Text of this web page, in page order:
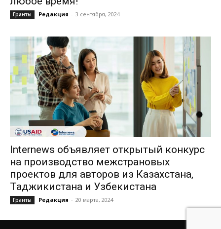
Гранты Редакция - 3 сентября, 2024
Internews объявляет открытый конкурс
на производство межстрановых
проектов для авторов из Казахстана,
Таджикистана и Узбекистана
Гранты Редакция - 20 марта, 2024